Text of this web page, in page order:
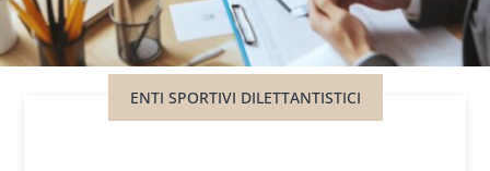
ENTI SPORTIVI DILETTANTISTICI